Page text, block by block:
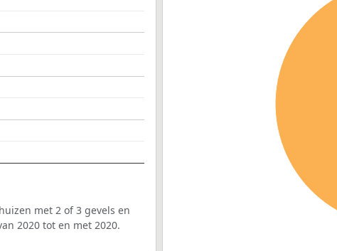
met 2 of 3 gevels en
2020 tot en met 2020.